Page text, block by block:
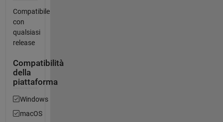
Compatibile
con
qualsiasi
release
Compatibilità
della
piattaforma
Windows
macOS